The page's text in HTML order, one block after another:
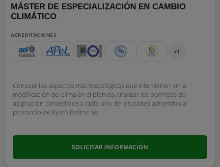
MÁSTER DE ESPECIALIZACIÓN EN CAMBIO
CLIMÁTICO
ACREDITACIONES
+1
Conocer los aspectos macroecológicos que intervienen en la
modificación del clima en el planeta.Analizar los permisos de
asignación concedidos a cada uno de los países adheridos al
protocolo de Kyoto.Definir las...
SOLICITAR INFORMACIÓN